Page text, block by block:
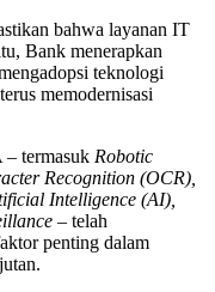
bahwa layanan IT
Bank menerapkan
teknologi
memodernisasi
termasuk Robotic
Recognition (OCR),
Intelligence (AI),
– telah
penting dalam